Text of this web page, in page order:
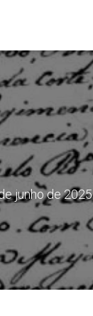
junho de 2025